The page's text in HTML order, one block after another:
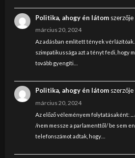
Politika, ahogy én látomszerzője
március 20, 2024
Az adásban említett tények
szimpatikussága azt a tényt fedi, hogy
tovább gyengíti…
Politika, ahogy én látomszerzője
március 20, 2024
Az előző véleményem folytatásaként:
/nem messze a parlamenttől/ be sem
telefonszámot adtak, hogy…